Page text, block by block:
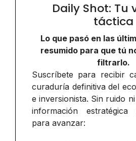
Daily Shot: Tu
táctica
Lo que pasó en las
resumido para que tú
filtrarlo.
Suscríbete para recibir
curaduría definitiva del
e inversionista. Sin ruido
información estratégica
para avanzar: